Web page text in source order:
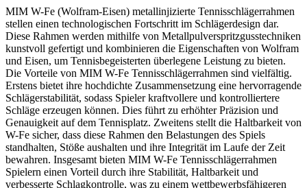
MIM W-Fe (Wolfram-Eisen) metallinjizierte Tennisschlägerrahmen
stellen einen technologischen Fortschritt im Schlägerdesign dar.
Diese Rahmen werden mithilfe von Metallpulverspritzgusstechniken
kunstvoll gefertigt und kombinieren die Eigenschaften von Wolfram
und Eisen, um Tennisbegeisterten überlegene Leistung zu bieten.
Die Vorteile von MIM W-Fe Tennisschlägerrahmen sind vielfältig.
Erstens bietet ihre hochdichte Zusammensetzung eine hervorragende
Schlägerstabilität, sodass Spieler kraftvollere und kontrolliertere
Schläge erzeugen können. Dies führt zu erhöhter Präzision und
Genauigkeit auf dem Tennisplatz. Zweitens stellt die Haltbarkeit von
W-Fe sicher, dass diese Rahmen den Belastungen des Spiels
standhalten, Stöße aushalten und ihre Integrität im Laufe der Zeit
bewahren. Insgesamt bieten MIM W-Fe Tennisschlägerrahmen
Spielern einen Vorteil durch ihre Stabilität, Haltbarkeit und
verbesserte Schlagkontrolle, was zu einem wettbewerbsfähigeren